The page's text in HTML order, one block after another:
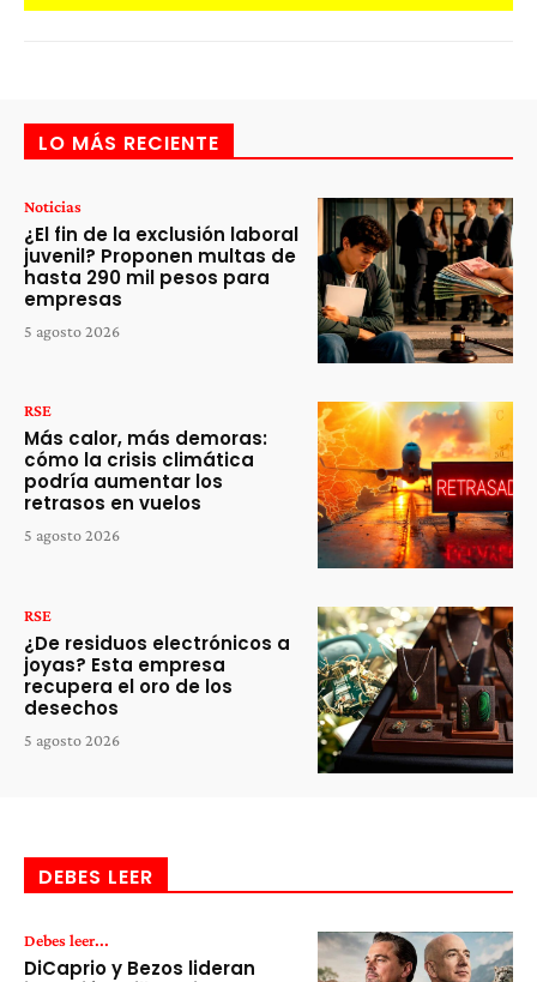
LO MÁS RECIENTE
Noticias
¿El fin de la exclusión laboral
juvenil? Proponen multas de
hasta 290 mil pesos para
empresas
5 agosto 2026
RSE
Más calor, más demoras:
cómo la crisis climática
podría aumentar los
retrasos en vuelos
5 agosto 2026
RSE
¿De residuos electrónicos a
joyas? Esta empresa
recupera el oro de los
desechos
5 agosto 2026
DEBES LEER
Debes leer...
DiCaprio y Bezos lideran